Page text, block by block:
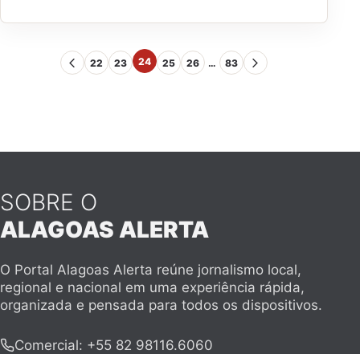
22 23 24 25 26 … 83
SOBRE O
ALAGOAS ALERTA
O Portal Alagoas Alerta reúne jornalismo local,
regional e nacional em uma experiência rápida,
organizada e pensada para todos os dispositivos.
Comercial: +55 82 98116.6060